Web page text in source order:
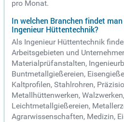
pro Monat.
In welchen Branchen findet
Ingenieur Hüttentechnik?
Als Ingenieur Hüttentechnik
Arbeitsgebieten und
Materialprüfanstalten,
Buntmetallgießereien,
Kaltprofilen, Stahlrohren,
Metallhüttenwerken, Walzwerken,
Leichtmetallgießereien,
Agrarwissenschaften, Medizin,